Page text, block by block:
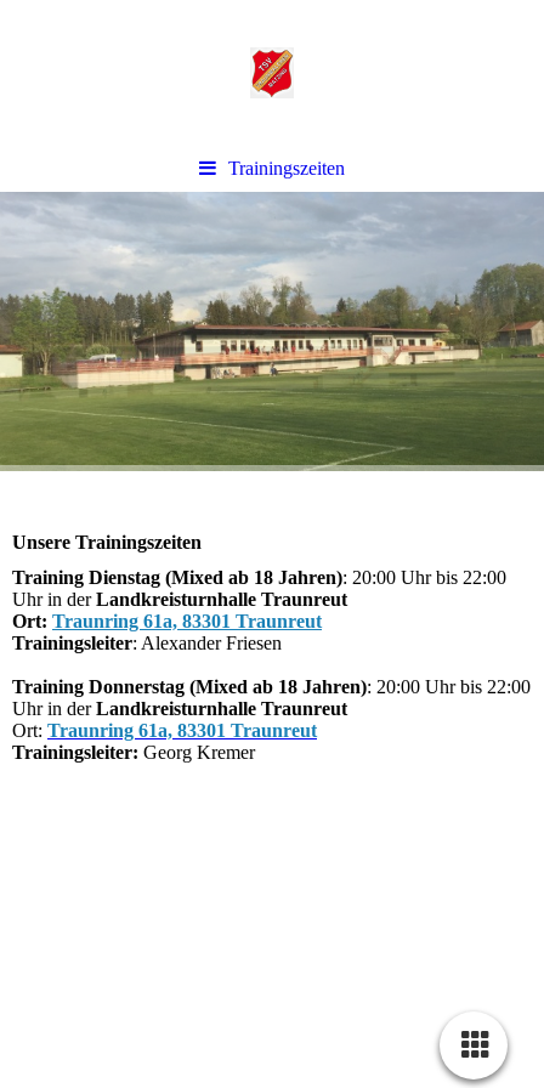
Trainingszeiten
Unsere Trainingszeiten
Training Dienstag (Mixed ab 18 Jahren): 20:00 Uhr bis 22:00
Uhr in derLandkreisturnhalle Traunreut
Ort: Traunring 61a, 83301 Traunreut
Trainingsleiter: Alexander Friesen
Training Donnerstag (Mixed ab 18 Jahren): 20:00 Uhr bis 22:00
Uhr in derLandkreisturnhalle Traunreut
Ort: Traunring 61a, 83301 Traunreut
Trainingsleiter: Georg Kremer